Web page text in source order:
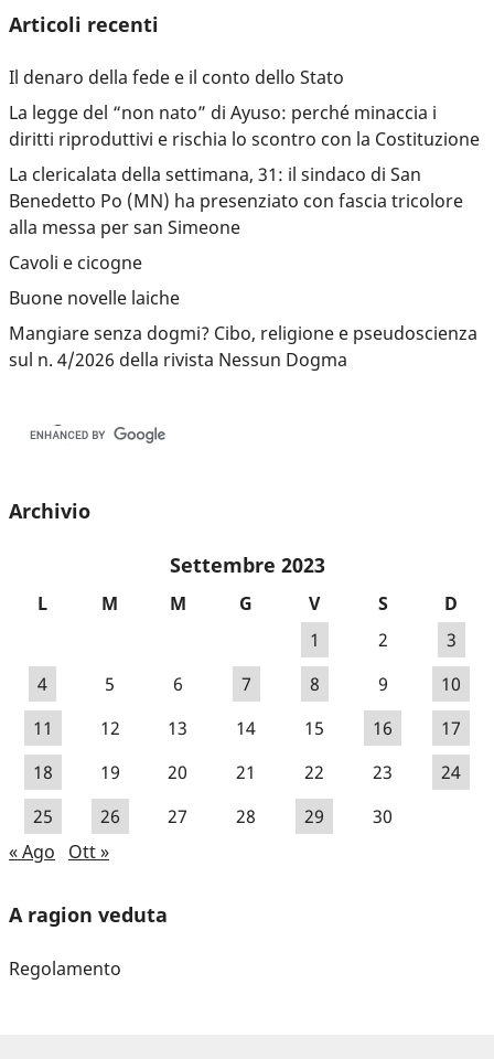
Articoli recenti
Il denaro della fede e il conto dello Stato
La legge del “non nato” di Ayuso: perché minaccia i
diritti riproduttivi e rischia lo scontro con la Costituzione
La clericalata della settimana, 31: il sindaco di San
Benedetto Po (MN) ha presenziato con fascia tricolore
alla messa per san Simeone
Cavoli e cicogne
Buone novelle laiche
Mangiare senza dogmi? Cibo, religione e pseudoscienza
sul n. 4/2026 della rivista Nessun Dogma
Archivio
Settembre 2023
L M M G V S
D
1
2
3
4
5 6 7 8 9
10
11
12 13 14 15 16
17
18
19 20 21 22 23
24
25
26 27 28 29
30
« Ago
Ott »
A ragion veduta
Regolamento